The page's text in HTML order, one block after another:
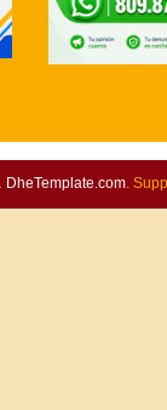
DheTemplate.com.